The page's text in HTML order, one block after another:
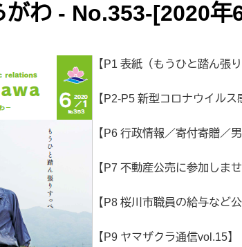
がわ - No.353-[2020年
【P1 表紙（もうひと踏ん張
【P2-P5 新型コロナウイルス
【P6 行政情報／寄付寄贈／
【P7 不動産公売に参加しま
【P8 桜川市職員の給与など公
【P9 ヤマザクラ通信vol.15】